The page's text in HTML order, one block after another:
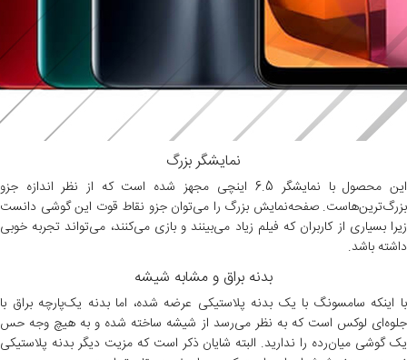
نمایشگر بزرگ
این محصول با نمایشگر 6.5 اینچی مجهز شده است که از نظر اندازه جزو
بزرگ‌ترین‌هاست. صفحه‌نمایش بزرگ را می‌توان جزو نقاط قوت این گوشی دانست
زیرا بسیاری از کاربران که فیلم زیاد می‌بینند و بازی می‌کنند، می‌تواند تجربه خوبی
داشته باشد.
بدنه براق و مشابه شیشه
با اینکه سامسونگ با یک بدنه‌ پلاستیکی عرضه شده، اما بدنه یک‌پارچه براق با
جلوه‌ای لوکس است که به نظر می‌رسد از شیشه ساخته شده و به هیچ وجه حس
یک گوشی میان‌رده را ندارید. البته شایان ذکر است که مزیت دیگر بدنه ‌پلاستیکی